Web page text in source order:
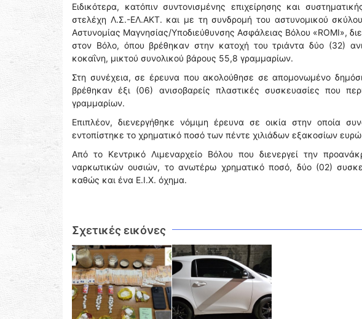
Ειδικότερα, κατόπιν συντονισμένης επιχείρησης και
στελέχη Λ.Σ.-ΕΛ.ΑΚΤ. και με τη συνδρομή του αστυνομικού
Αστυνομίας Μαγνησίας/Υποδιεύθυνσης Ασφάλειας Βόλου «ROMI»,
στον Βόλο, όπου βρέθηκαν στην κατοχή του τριάντα δύο (32)
κοκαΐνη, μικτού συνολικού βάρους 55,8 γραμμαρίων.
Στη συνέχεια, σε έρευνα που ακολούθησε σε απομονωμένο
βρέθηκαν έξι (06) ανισοβαρείς πλαστικές συσκευασίες που
γραμμαρίων.
Επιπλέον, διενεργήθηκε νόμιμη έρευνα σε οικία στην οποία
εντοπίστηκε το χρηματικό ποσό των πέντε χιλιάδων εξακοσίων
Από το Κεντρικό Λιμεναρχείο Βόλου που διενεργεί την
ναρκωτικών ουσιών, το ανωτέρω χρηματικό ποσό, δύο (02)
καθώς και ένα Ε.Ι.Χ. όχημα.
Σχετικές εικόνες